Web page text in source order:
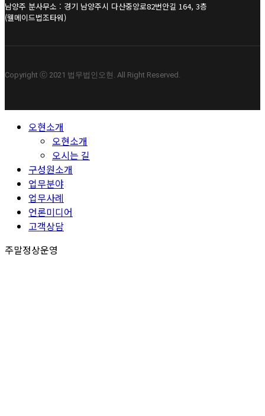
남양주 분사무소 : 경기 남양주시 다산중앙로82번안길 164, 3층
(웰메이드법조타워)
Copyright ⓒ 2021 법무법인오현. All Right Reserved.
Close 오현소개
오현소개
오시는 길
구성원소개
업무분야
업무사례
언론미디어
고객상담
주말정상운영